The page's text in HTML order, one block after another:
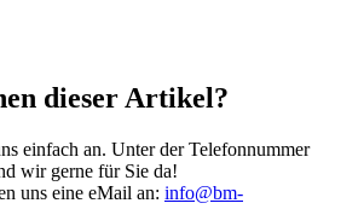
dieser Artikel?
einfach an. Unter der Telefonnummer
wir gerne für Sie da!
uns eine eMail an: info@bm-